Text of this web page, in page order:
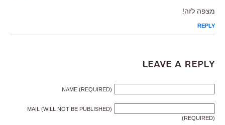
מצפה לזה!
REPLY
Leave a Reply
NAME (REQUIRED)
MAIL (WILL NOT BE PUBLISHED)
(REQUIRED)